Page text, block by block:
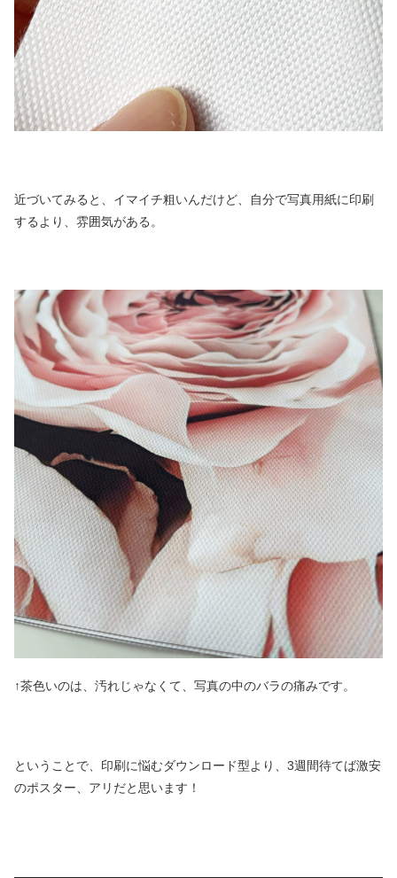
近づいてみると、イマイチ粗いんだけど、自分で写真用紙に印刷
するより、雰囲気がある。
↑茶色いのは、汚れじゃなくて、写真の中のバラの痛みです。
ということで、印刷に悩むダウンロード型より、3週間待てば激安
のポスター、アリだと思います！